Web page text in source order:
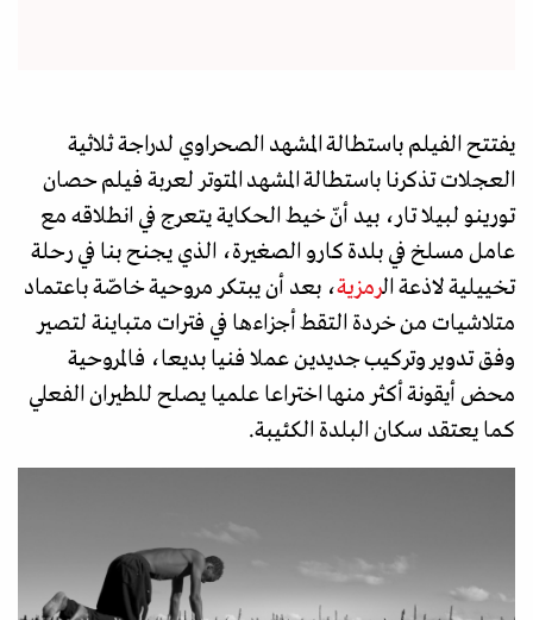
يفتتح الفيلم باستطالة المشهد الصحراوي لدراجة ثلاثية
العجلات تذكرنا باستطالة المشهد المتوتر لعربة فيلم حصان
تورينو لبيلا تار، بيد أنّ خيط الحكاية يتعرج في انطلاقه مع
عامل مسلخ في بلدة كارو الصغيرة، الذي يجنح بنا في رحلة
تخييلية لاذعة الرمزية، بعد أن يبتكر مروحية خاصّة باعتماد
متلاشيات من خردة التقط أجزاءها في فترات متباينة لتصير
وفق تدوير وتركيب جديدين عملا فنيا بديعا، فالمروحية
محض أيقونة أكثر منها اختراعا علميا يصلح للطيران الفعلي
كما يعتقد سكان البلدة الكئيبة.